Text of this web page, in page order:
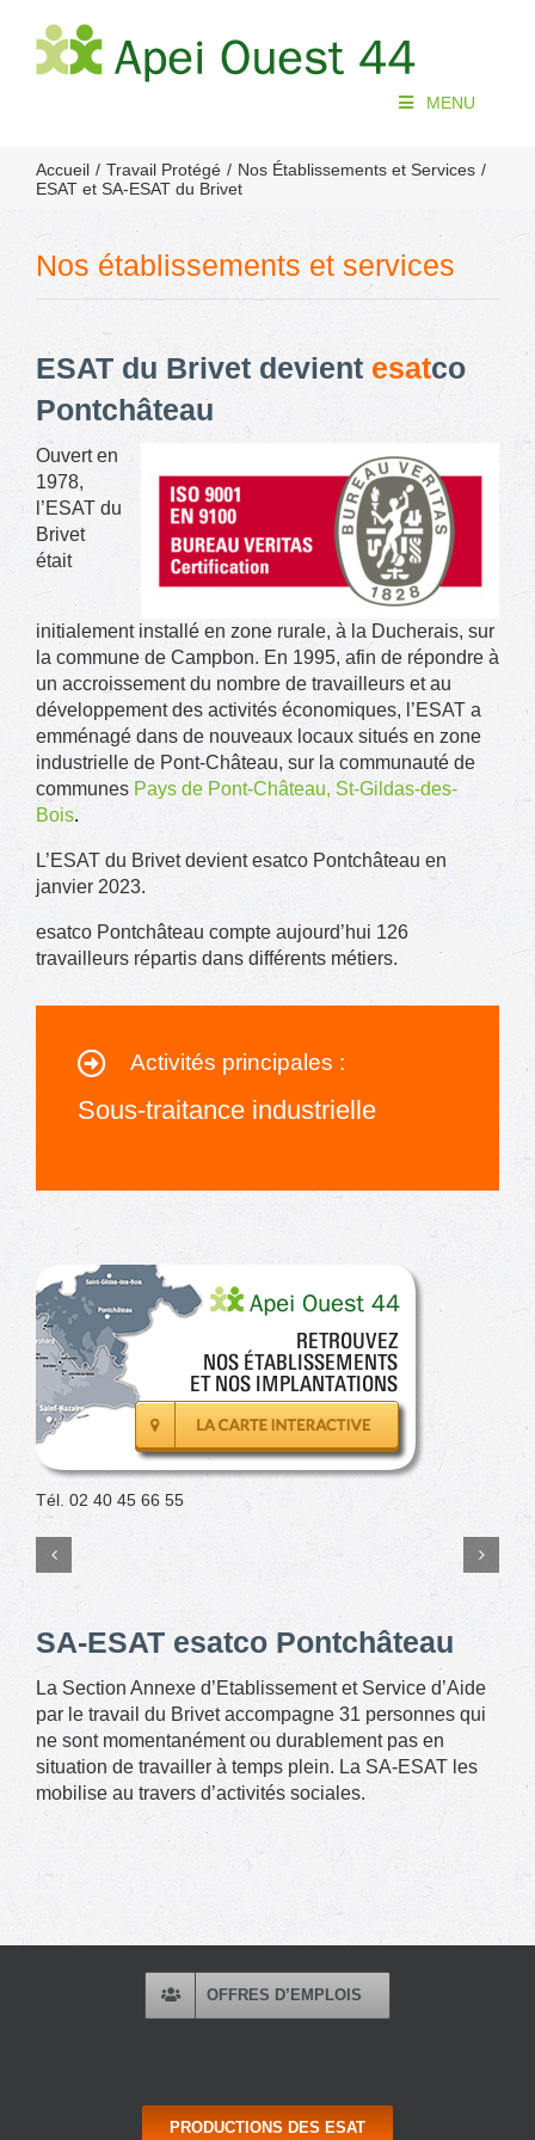
contenu
MENU
Accueil Travail Protégé
Nos Établissements et Services
ESAT et SA-ESAT du Brivet
Nos établissements et services
ESAT du Brivet devient esatco
Pontchâteau
Ouvert en
1978,
l’ESAT du
Brivet
était
initialement installé en zone rurale, à la Ducherais, sur
la commune de Campbon. En 1995, afin de répondre à
un accroissement du nombre de travailleurs et au
développement des activités économiques, l’ESAT a
emménagé dans de nouveaux locaux situés en zone
industrielle de Pont-Château, sur la communauté de
communes Pays de Pont-Château, St-Gildas-des-
Bois.
L’ESAT du Brivet devient esatco Pontchâteau en
janvier 2023.
esatco Pontchâteau compte aujourd’hui 126
travailleurs répartis dans différents métiers.
Activités principales :
Sous-traitance industrielle
Tél. 02 40 45 66 55
SA-ESAT esatco Pontchâteau
La Section Annexe d’Etablissement et Service d’Aide
par le travail du Brivet accompagne 31 personnes qui
ne sont momentanément ou durablement pas en
situation de travailler à temps plein. La SA-ESAT les
mobilise au travers d’activités sociales.
OFFRES D’EMPLOIS
PRODUCTIONS DES ESAT